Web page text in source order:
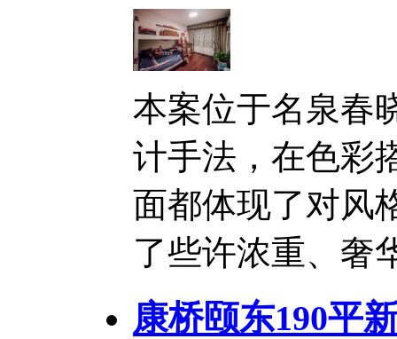
本案位于名泉春
计手法，在色彩
面都体现了对风
了些许浓重、奢
康桥颐东190平